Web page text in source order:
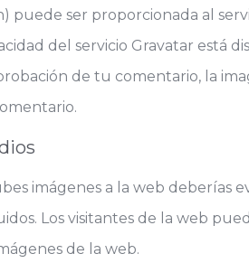
puede ser proporcionada al
del servicio Gravatar está
de tu comentario, la
imágenes a la web deberías
Los visitantes de la web
de la web.